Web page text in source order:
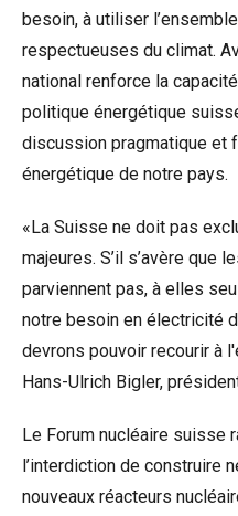
besoin, à utiliser
respectueuses du climat.
national renforce la
politique énergétique
discussion pragmatique et
énergétique de notre pays.
«La Suisse ne doit pas
majeures. S’il s’avère que
parviennent pas, à elles
notre besoin en électricité
devrons pouvoir recourir à
Hans-Ulrich Bigler,
Le Forum nucléaire suisse
l’interdiction de construire
nouveaux réacteurs